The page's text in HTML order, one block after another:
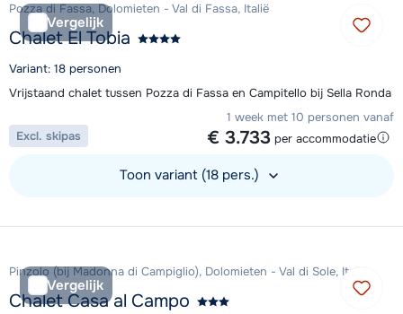
Vergelijk
Pozza di Fassa, Dolomieten - Val di Fassa, Italië
Chalet El Tobia
Variant: 18 personen
Vrijstaand chalet tussen Pozza di Fassa en Campitello bij Sella Ronda
1 week met 10 personen vanaf
€ 3.733 per accommodatie
Excl. skipas
Toon variant (18 pers.)
Vergelijk
Pinzolo (bij Madonna di Campiglio), Dolomieten - Val di Sole, Italië
Chalet Casa al Campo